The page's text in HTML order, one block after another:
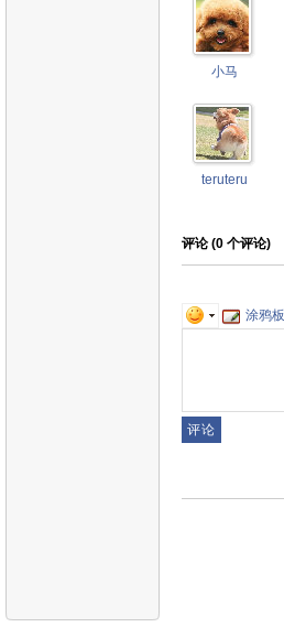
小马
teruteru
评论 (0 个评论)
涂鸦板